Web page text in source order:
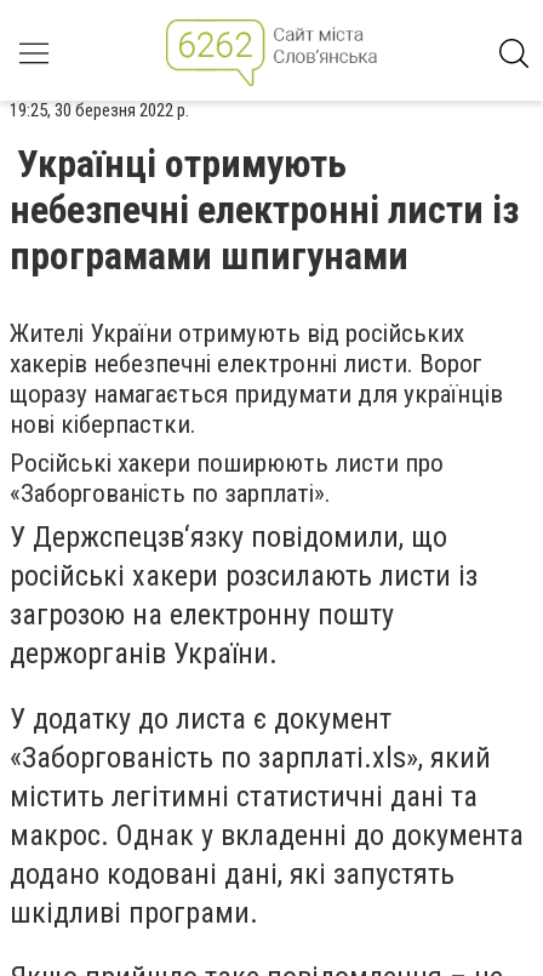
19:25, 30 березня 2022 р.
Українці отримують
небезпечні електронні листи із
програмами шпигунами
Жителі України отримують від російських
хакерів небезпечні електронні листи. Ворог
щоразу намагається придумати для українців
нові кіберпастки.
Російські хакери поширюють листи про
«Заборгованість по зарплаті».
У Держспецзв‘язку повідомили, що
російські хакери розсилають листи із
загрозою на електронну пошту
держорганів України.
У додатку до листа є документ
«Заборгованість по зарплаті.xls», який
містить легітимні статистичні дані та
макрос. Однак у вкладенні до документа
додано кодовані дані, які запустять
шкідливі програми.